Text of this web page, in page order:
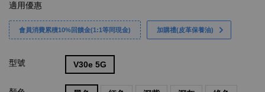
適用優惠
會員消費累積10%回饋金(1:1等同現金) 加購禮(皮革保養油)
型號 V30e 5G